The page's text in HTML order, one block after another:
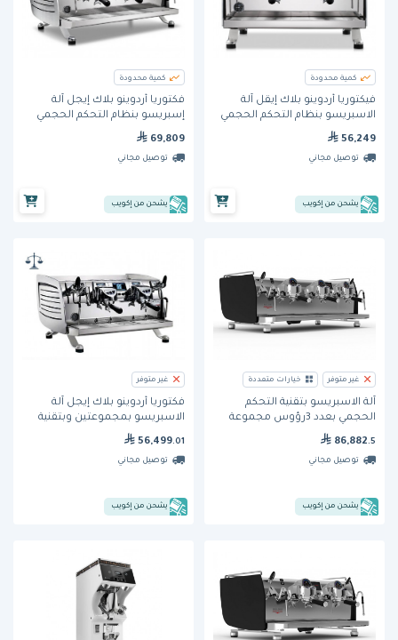
كمية محدودة
فيكتوريا أردوينو بلاك إيقل آلة
الاسبريسو بنظام التحكم الحجمي
وبمجموعتين
56,249
توصيل مجاني
يشحن من إكويب
كمية محدودة
فكتوريا أردوينو بلاك إيجل آلة
إسبريسو بنظام التحكم الحجمي
وبثلاث مجموعات (VA388)
69,809
توصيل مجاني
يشحن من إكويب
غير متوفر خيارات متعددة
آلة الاسبريسو بتقنية التحكم
الحجمي بعدد 3رؤوس مجموعة
بلاك إيجل مافريك من فيكتوريا
أردوينو
86,882 .5
توصيل مجاني
يشحن من إكويب
غير متوفر
فكتوريا أردوينو بلاك إيجل آلة
الاسبريسو بمجموعتين وبتقنية
القياس الوزني
56,499.01
توصيل مجاني
يشحن من إكويب